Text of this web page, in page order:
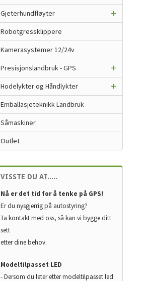
Gjeterhundfløyter
Robotgressklippere
Kamerasystemer 12/24v
Presisjonslandbruk - GPS
Hodelykter og Håndlykter
Emballasjeteknikk Landbruk
Såmaskiner
Outlet
VISSTE DU AT.....
Nå er det tid for å tenke på GPS!
Er du nysgjerrig på autostyring?
Ta kontakt med oss, så kan vi bygge ditt
sett
etter dine behov.
Modeltilpasset LED
- Dersom du leter etter modeltilpasset led